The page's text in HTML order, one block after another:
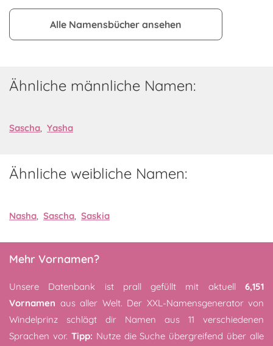
Alle Namensbücher ansehen
Ähnliche männliche Namen:
Sascha, Yasha
Ähnliche weibliche Namen:
Nasha, Sascha, Saskia
Mehr Vornamen?
Unsere Datenbank ist prall gefüllt mit aktuell 6,151
Vornamen aus aller Welt. Der XXL-Namensgenerator von
Windelprinz schlägt dir Namen aus 11 verschiedenen
Sprachen vor. Tipp: Nutze die Suche übergreifend über alle